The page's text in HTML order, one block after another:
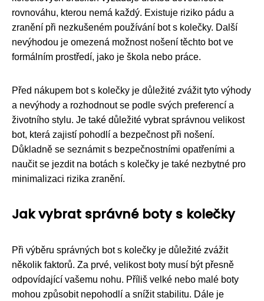
rovnováhu, kterou nemá každý. Existuje riziko pádu a
zranění při nezkušeném používání bot s kolečky. Další
nevýhodou je omezená možnost nošení těchto bot ve
formálním prostředí, jako je škola nebo práce.
Před nákupem bot s kolečky je důležité zvážit tyto výhody
a nevýhody a rozhodnout se podle svých preferencí a
životního stylu. Je také důležité vybrat správnou velikost
bot, která zajistí pohodlí a bezpečnost při nošení.
Důkladně se seznámit s bezpečnostními opatřeními a
naučit se jezdit na botách s kolečky je také nezbytné pro
minimalizaci rizika zranění.
Jak vybrat správné boty s kolečky
Při výběru správných bot s kolečky je důležité zvážit
několik faktorů. Za prvé, velikost boty musí být přesně
odpovídající vašemu nohu. Příliš velké nebo malé boty
mohou způsobit nepohodlí a snížit stabilitu. Dále je